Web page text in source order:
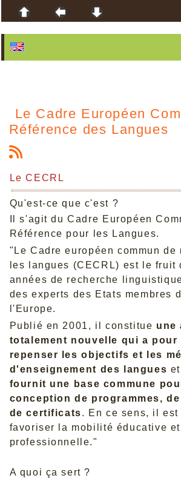
Le Cadre Européen
Référence des Langues
Le CECRL
Qu'est-ce que c'est ?
Il s'agit du Cadre Européen
Référence pour les Langues.
"Le Cadre européen commun de
les langues (CECRL) est le fruit
années de recherche
des experts des Etats membres
l'Europe.
Publié en 2001, il constitue une
totalement nouvelle qui a pour
repenser les objectifs et les
d'enseignement des langues
fournit une base commune
conception de programmes,
de certificats. En ce sens, il
favoriser la mobilité éducative et
professionnelle."
A quoi ça sert ?